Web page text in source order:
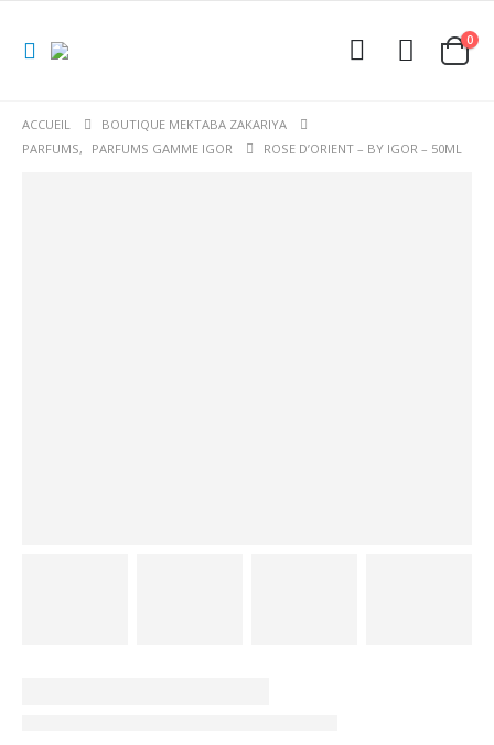
0
ACCUEIL
BOUTIQUE MEKTABA ZAKARIYA
PARFUMS, PARFUMS GAMME IGOR ROSE D’ORIENT – BY IGOR – 50ML